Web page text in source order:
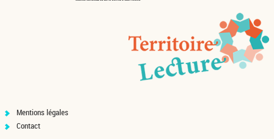
Mentions légales
Contact